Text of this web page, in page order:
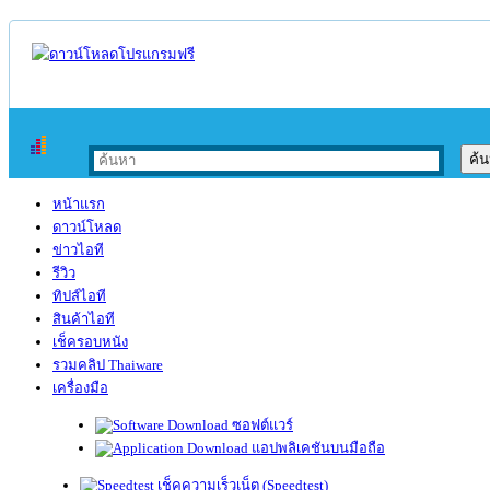
หน้าแรก
ดาวน์โหลด
ข่าวไอที
รีวิว
ทิปส์ไอที
สินค้าไอที
เช็ครอบหนัง
รวมคลิป Thaiware
เครื่องมือ
ซอฟต์แวร์
แอปพลิเคชันบนมือถือ
เช็คความเร็วเน็ต (Speedtest)